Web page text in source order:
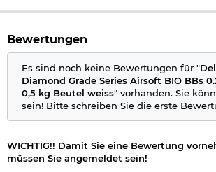
hochpolierten Oberfläche, sogenanntes
optimiertes Zusammenspiel mit dem
Flugbahnen und eine insgesamt
Schussperformance.
Gefertigt aus biologisch abbaubarem
BBs ideal für den Einsatz auf Outdoor-
stellen somit eine umweltfreundlichere
herkömmlichen Kunststoff-BBs dar.
Bewertungen
Es sind noch keine Bewertungen für "
Diamond Grade Series Airsoft BIO BBs
0,5 kg Beutel weiss" vorhanden. Sie
sein! Bitte schreiben Sie die erste
WICHTIG!! Damit Sie eine Bewertung
müssen Sie angemeldet sein!